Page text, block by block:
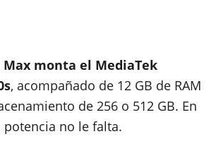
Max monta el MediaTek
, acompañado de 12 GB de RAM
de 256 o 512 GB. En
potencia no le falta.